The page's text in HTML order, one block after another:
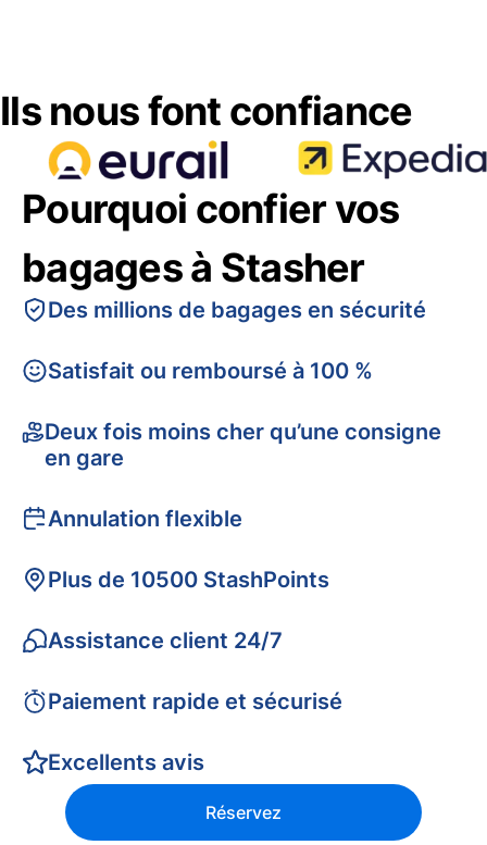
Ils nous font confiance
Pourquoi confier vos
bagages à Stasher
Des millions de bagages en sécurité
Satisfait ou remboursé à 100 %
Deux fois moins cher qu’une consigne
en gare
Annulation flexible
Plus de 10500 StashPoints
Assistance client 24/7
Paiement rapide et sécurisé
Excellents avis
Réservez